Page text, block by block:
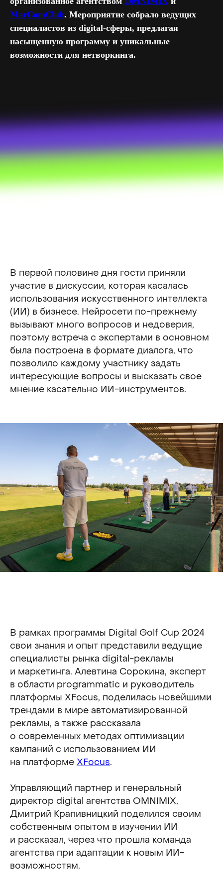
MarComClub. Мероприятие собрало ведущих
специалистов из digital-сферы, предлагая
насыщенную программу и уникальные
возможности для нетворкинга.
В первой половине дня гости приняли
участие в дискуссии, которая касалась
использования искусственного интеллекта
(ИИ) в бизнесе. Нейросети по-прежнему
вызывают много вопросов и недоверия,
поэтому встреча с экспертами в основном
была построена в формате диалога, что
позволило каждому участнику задать
интересующие вопросы и высказать свое
мнение касательно ИИ-инструментов.
В рамках программы Digital Golf Cup 2024
свои знания и опыт представили ведущие
специалисты рынка digital-рекламы
и маркетинга. Алевтина Сорокина, эксперт
в области programmatic и руководитель
платформы ХFocus, поделилась новейшими
трендами в мире автоматизированной
рекламы, а также рассказала
о современных методах оптимизации
кампаний с использованием ИИ
на платформе ХFocus.
Управляющий партнер и генеральный
директор digital агентства OMNIMIX,
Дмитрий Крапивницкий поделился своим
собственным опытом в изучении ИИ
и рассказал, через что прошла команда
агентства при адаптации к новым ИИ-
возможностям.